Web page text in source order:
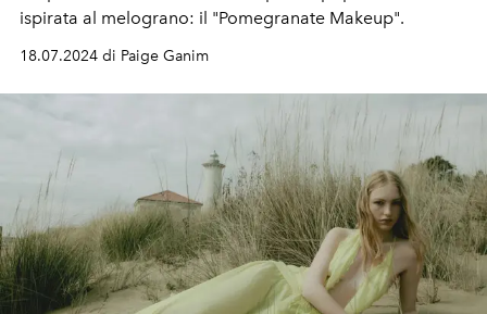
ispirata al melograno: il "Pomegranate Makeup".
18.07.2024 di Paige Ganim